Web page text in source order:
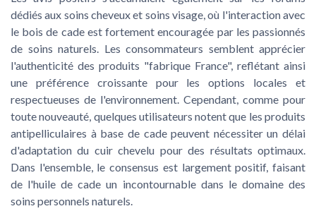
dédiés aux soins cheveux et soins visage, où l'interaction avec
le bois de cade est fortement encouragée par les passionnés
de soins naturels. Les consommateurs semblent apprécier
l'authenticité des produits "fabrique France", reflétant ainsi
une préférence croissante pour les options locales et
respectueuses de l'environnement. Cependant, comme pour
toute nouveauté, quelques utilisateurs notent que les produits
antipelliculaires à base de cade peuvent nécessiter un délai
d'adaptation du cuir chevelu pour des résultats optimaux.
Dans l'ensemble, le consensus est largement positif, faisant
de l'huile de cade un incontournable dans le domaine des
soins personnels naturels.